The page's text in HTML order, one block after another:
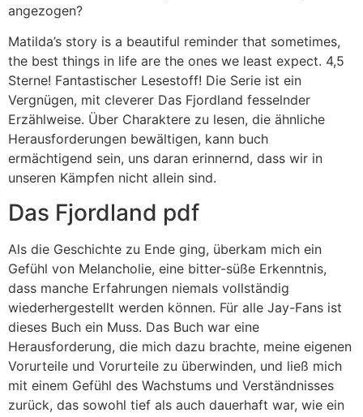
angezogen?
Matilda’s story is a beautiful reminder that sometimes,
the best things in life are the ones we least expect. 4,5
Sterne! Fantastischer Lesestoff! Die Serie ist ein
Vergnügen, mit cleverer Das Fjordland fesselnder
Erzählweise. Über Charaktere zu lesen, die ähnliche
Herausforderungen bewältigen, kann buch
ermächtigend sein, uns daran erinnernd, dass wir in
unseren Kämpfen nicht allein sind.
Das Fjordland pdf
Als die Geschichte zu Ende ging, überkam mich ein
Gefühl von Melancholie, eine bitter-süße Erkenntnis,
dass manche Erfahrungen niemals vollständig
wiederhergestellt werden können. Für alle Jay-Fans ist
dieses Buch ein Muss. Das Buch war eine
Herausforderung, die mich dazu brachte, meine eigenen
Vorurteile und Vorurteile zu überwinden, und ließ mich
mit einem Gefühl des Wachstums und Verständnisses
zurück, das sowohl tief als auch dauerhaft war, wie ein